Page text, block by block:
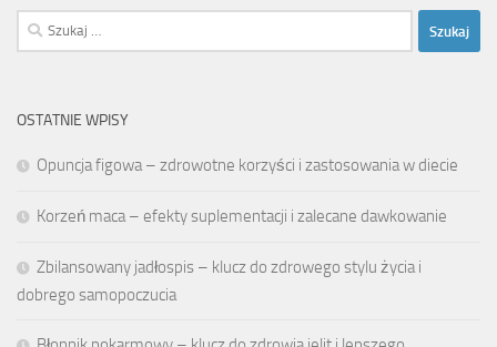
Szukaj:
OSTATNIE WPISY
Opuncja figowa – zdrowotne korzyści i zastosowania w diecie
Korzeń maca – efekty suplementacji i zalecane dawkowanie
Zbilansowany jadłospis – klucz do zdrowego stylu życia i
dobrego samopoczucia